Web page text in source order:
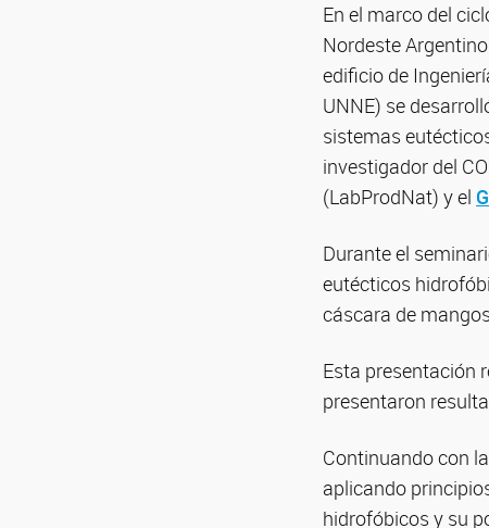
En el marco del
Nordeste
edificio de
UNNE) se
sistemas
investigador del
(LabProdNat) y el
Durante el
eutécticos
cáscara de
Esta presentación
presentaron
Continuando con
aplicando
hidrofóbicos y su